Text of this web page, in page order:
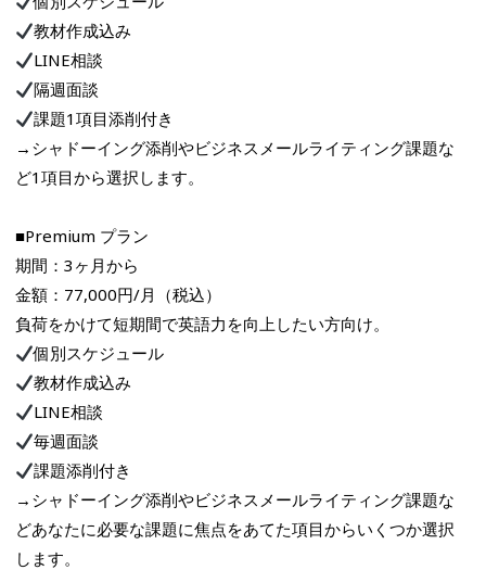
教材作成込み
LINE相談
隔週面談
課題1項目添削付き
→シャドーイング添削やビジネスメールライティング課題な
ど1項目から選択します。
■Premium プラン
期間：3ヶ月から
金額：77,000円/月（税込）
負荷をかけて短期間で英語力を向上したい方向け。
個別スケジュール
教材作成込み
LINE相談
毎週面談
課題添削付き
→シャドーイング添削やビジネスメールライティング課題な
どあなたに必要な課題に焦点をあてた項目からいくつか選択
します。